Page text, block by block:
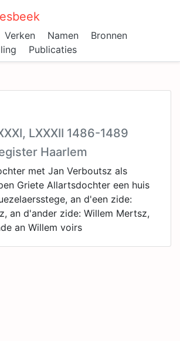
Verken Namen
Bronnen
Publicaties
LXXXII 1486-1489
Haarlem
met Jan Verboutsz als
Griete Allartsdochter een huis
an d'een zide:
an d'ander zide: Willem Mertsz,
an Willem voirs